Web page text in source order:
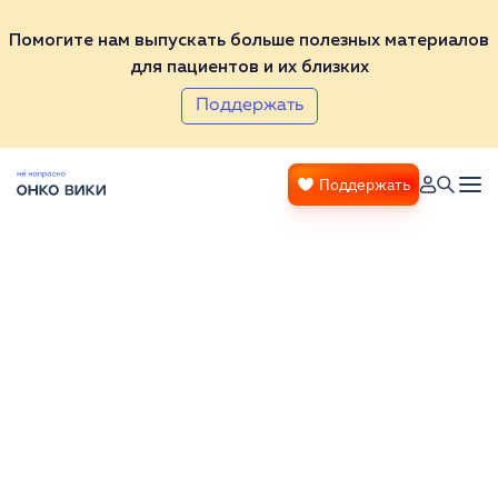
Помогите нам выпускать больше полезных материалов
для пациентов и их близких
Поддержать
Поддержать